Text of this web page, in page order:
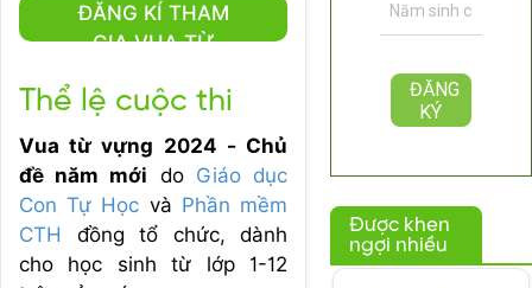
ĐĂNG KÍ THAM
GIA VUA TỪ
CHỦ ĐỀ NĂM MỚI
Thể lệ cuộc thi
Vua từ vựng 2024 - Chủ
đề năm mới do Giáo dục
Con Tự Học và Phần mềm
CTH đồng tổ chức, dành
cho học sinh từ lớp 1-12
Được khen
ngợi nhiều